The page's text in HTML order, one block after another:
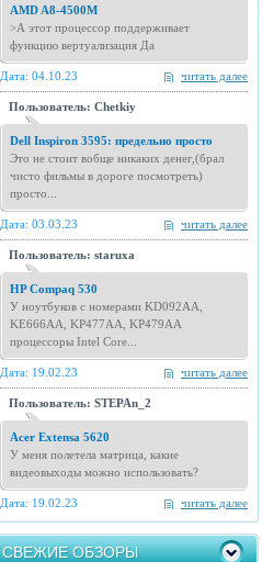
AMD A8-4500M
>А этот процессор поддерживает
функцию вертуализация Да
читать далее
Дата: 04.10.23
Пользователь: Chetkiy
Dell Inspiron 3595: предельно просто
Это не стоит вобще никаких денег,(брал
чисто фильмы в дороге посмотреть)
просто...
читать далее
Дата: 03.03.23
Пользователь: staruxa
HP Compaq 530
У ноутбуков с номерами KD092AA,
KE666AA, KP477AA, KP479AA
процессоры Intel Core...
читать далее
Дата: 19.02.23
Пользователь: STEPAn_2
Acer Extensa 5620
У меня полетела матрица, какие
видеовыходы можно использовать?
читать далее
Дата: 19.02.23
СВЕЖИЕ ОБЗОРЫ